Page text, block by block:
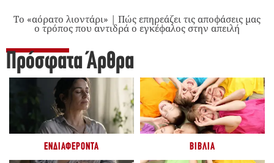
Το «αόρατο λιοντάρι» | Πώς επηρεάζει τις αποφάσεις μας
ο τρόπος που αντιδρά ο εγκέφαλος στην απειλή
Πρόσφατα Άρθρα
ΕΝΔΙΑΦΈΡΟΝΤΑ ΒΙΒΛΊΑ